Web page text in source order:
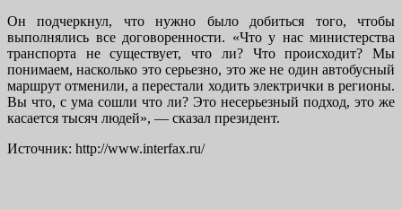
Он подчеркнул, что нужно было добиться того, чтобы
выполнялись все договоренности. «Что у нас министерства
транспорта не существует, что ли? Что происходит? Мы
понимаем, насколько это серьезно, это же не один автобусный
маршрут отменили, а перестали ходить электрички в регионы.
Вы что, с ума сошли что ли? Это несерьезный подход, это же
касается тысяч людей», — сказал президент.
Источник: http://www.interfax.ru/